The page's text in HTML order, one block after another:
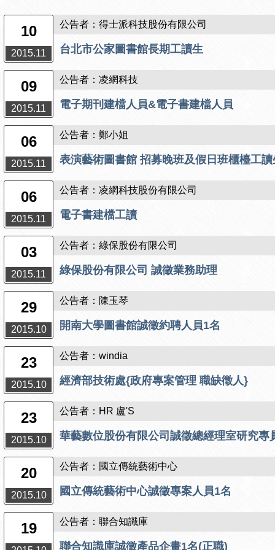
10
2015.11
公告者：得士派科技股份有限公司
台北市公家圖書館長期工讀生
09
2015.11
公告者：凌網科技
電子期刊建檔人員&電子書建檔人員
06
2015.11
公告者：鄭小姐
表演藝術圖書館 招募晚班及假日班櫃檯工讀
06
2015.11
公告者：凌網科技股份有限公司
電子書建檔工讀
03
2015.11
公告者：綠保股份有限公司
綠保股份有限公司 誠徵業務助理
29
2015.10
公告者：陳玉琴
開南大學圖書館誠徵約聘人員1名
23
2015.10
公告者：windia
經濟部技術處{政府專案管理 職缺徵人}
23
2015.10
公告者：HR 盧'S
華藝數位股份有限公司誠徵總經理室研究專
20
2015.10
公告者：國立傳統藝術中心
國立傳統藝術中心誠徵專案人員1名
19 公告者：聯合知識庫
聯合知識庫誠徵產品企畫1名(正職)